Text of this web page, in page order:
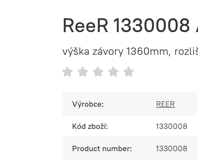
ReeR 1330008
výška závory 1360mm,
Výrobce: REER
Kód zboží: 1330008
Product number: 1330008